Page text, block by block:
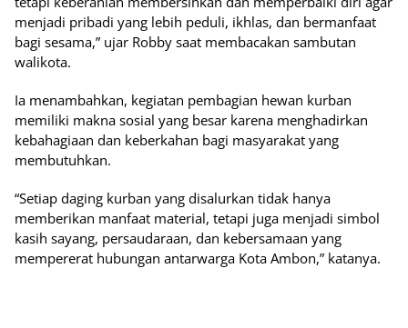
menjadi pribadi yang lebih peduli, ikhlas, dan bermanfaat
bagi sesama,” ujar Robby saat membacakan sambutan
walikota.
Ia menambahkan, kegiatan pembagian hewan kurban
memiliki makna sosial yang besar karena menghadirkan
kebahagiaan dan keberkahan bagi masyarakat yang
membutuhkan.
“Setiap daging kurban yang disalurkan tidak hanya
memberikan manfaat material, tetapi juga menjadi simbol
kasih sayang, persaudaraan, dan kebersamaan yang
mempererat hubungan antarwarga Kota Ambon,” katanya.